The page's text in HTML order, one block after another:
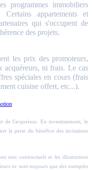
programmes immobiliers
appartements et
qui s'occupent de
des projets.
les prix des promoteurs,
acquéreurs, ni frais. Le cas
spéciales en cours (frais
cuisine offert, etc...).
l'acquéreur. En investissement, le
la perte du bénéfice des incitations
non contractuels et les illustrations
ne sont toujours que des exemples